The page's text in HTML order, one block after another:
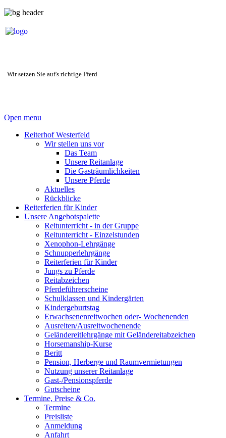
Wir setzen Sie auf's richtige Pferd
Open menu
Reiterhof Westerfeld
Wir stellen uns vor
Das Team
Unsere Reitanlage
Die Gasträumlichkeiten
Unsere Pferde
Aktuelles
Rückblicke
Reiterferien für Kinder
Unsere Angebotspalette
Reitunterricht - in der Gruppe
Reitunterricht - Einzelstunden
Xenophon-Lehrgänge
Schnupperlehrgänge
Reiterferien für Kinder
Jungs zu Pferde
Reitabzeichen
Pferdeführerscheine
Schulklassen und Kindergärten
Kindergeburtstag
Erwachsenenreitwochen oder- Wochenenden
Ausreiten/Ausreitwochenende
Geländereitlehrgänge mit Geländereitabzeichen
Horsemanship-Kurse
Beritt
Pension, Herberge und Raumvermietungen
Nutzung unserer Reitanlage
Gast-/Pensionspferde
Gutscheine
Termine, Preise & Co.
Termine
Preisliste
Anmeldung
Anfahrt